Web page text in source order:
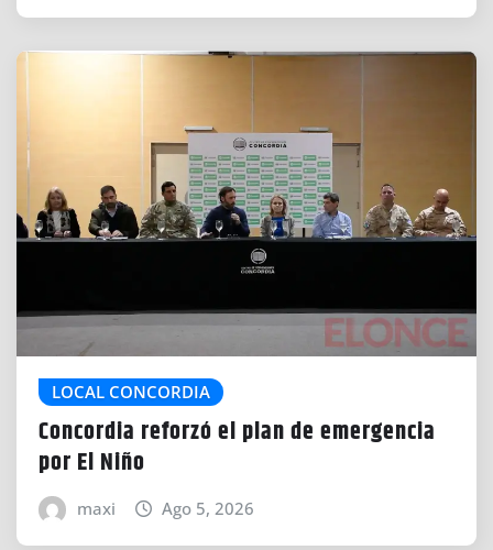
LOCAL CONCORDIA
Concordia reforzó el plan de emergencia
por El Niño
maxi Ago 5, 2026